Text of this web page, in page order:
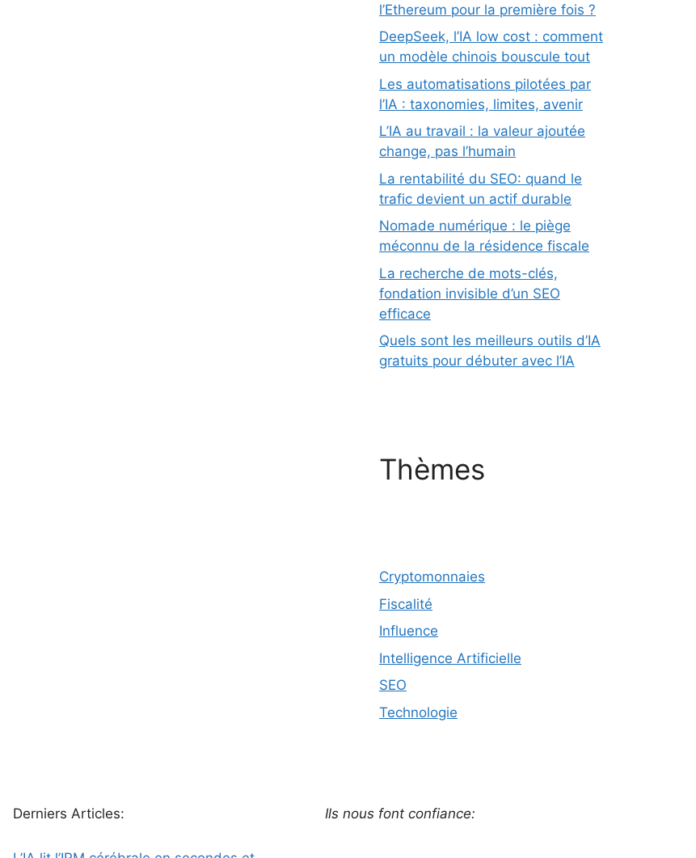
l’Ethereum pour la première fois ?
DeepSeek, l’IA low cost : comment
un modèle chinois bouscule tout
Les automatisations pilotées par
l’IA : taxonomies, limites, avenir
L’IA au travail : la valeur ajoutée
change, pas l’humain
La rentabilité du SEO: quand le
trafic devient un actif durable
Nomade numérique : le piège
méconnu de la résidence fiscale
La recherche de mots-clés,
fondation invisible d’un SEO
efficace
Quels sont les meilleurs outils d’IA
gratuits pour débuter avec l’IA
Thèmes
Cryptomonnaies
Fiscalité
Influence
Intelligence Artificielle
SEO
Technologie
Derniers Articles: Ils nous font confiance: